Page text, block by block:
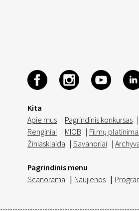
Kita
Apie mus | Pagrindinis konkursas |
Renginiai | MIOB | Filmų
Žiniasklaida | Savanoriai |
Pagrindinis menu
Scanorama | Naujienos |